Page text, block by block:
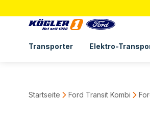
Transporter Elektro-
Startseite Ford Transit Kombi